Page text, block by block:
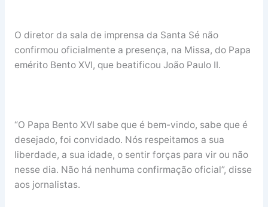
O diretor da sala de imprensa da Santa Sé não
confirmou oficialmente a presença, na Missa, do Papa
emérito Bento XVI, que beatificou João Paulo II.
“O Papa Bento XVI sabe que é bem-vindo, sabe que é
desejado, foi convidado. Nós respeitamos a sua
liberdade, a sua idade, o sentir forças para vir ou não
nesse dia. Não há nenhuma confirmação oficial”, disse
aos jornalistas.